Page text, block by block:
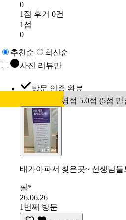
0
1점 후기 0건
1점
0
추천순
최신순
사진 리뷰만
방문 인증 완료
평점 5.0점 (5점 만
배가아파서 찾은곳~ 선생님
필*
26.06.26
1번째 방문